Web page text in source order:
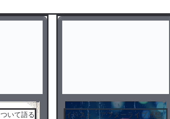
いて語る
イベスト、アフターライブ感想